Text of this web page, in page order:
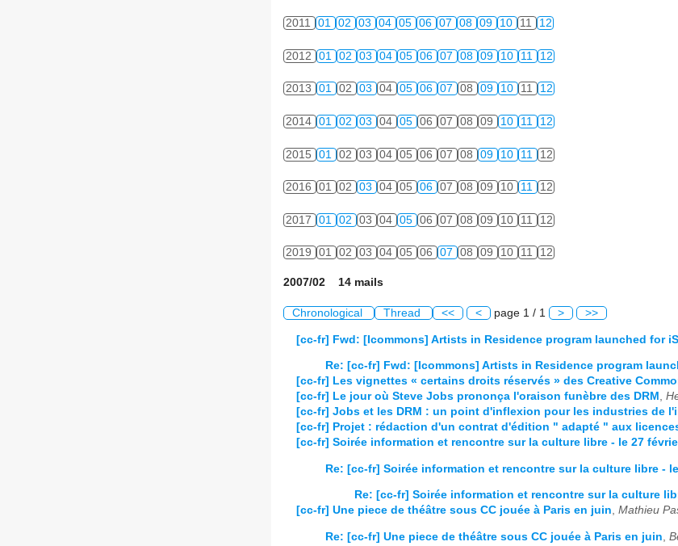
2011 01 02 03 04 05 06 07 08 09 10 11 12
2012 01 02 03 04 05 06 07 08 09 10 11 12
2013 01 02 03 04 05 06 07 08 09 10 11 12
2014 01 02 03 04 05 06 07 08 09 10 11 12
2015 01 02 03 04 05 06 07 08 09 10 11 12
2016 01 02 03 04 05 06 07 08 09 10 11 12
2017 01 02 03 04 05 06 07 08 09 10 11 12
2019 01 02 03 04 05 06 07 08 09 10 11 12
2007/02 14 mails
Chronological Thread << < page 1 / 1 > >>
[cc-fr] Fwd: [Icommons] Artists in Residence program launched for
Re: [cc-fr] Fwd: [Icommons] Artists in Residence program
[cc-fr] Les vignettes « certains droits réservés » des Creative
[cc-fr] Le jour où Steve Jobs prononça l'oraison funèbre des DRM ,
[cc-fr] Jobs et les DRM : un point d'inflexion pour les industries de
[cc-fr] Projet : rédaction d'un contrat d'édition " adapté " aux
[cc-fr] Soirée information et rencontre sur la culture libre - le 27
Re: [cc-fr] Soirée information et rencontre sur la culture libre -
Re: [cc-fr] Soirée information et rencontre sur la culture
[cc-fr] Une piece de théâtre sous CC jouée à Paris en juin, Mathieu
Re: [cc-fr] Une piece de théâtre sous CC jouée à Paris en juin